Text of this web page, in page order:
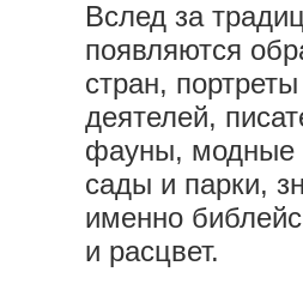
Вслед за
появляются
стран,
деятелей,
фауны, модные
сады и парки,
именно
и расцвет.